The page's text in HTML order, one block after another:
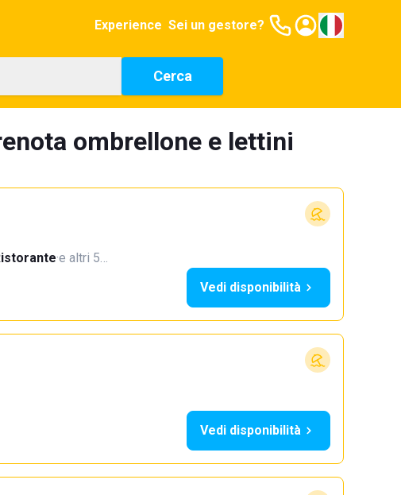
Experience Sei un gestore?
Cerca
ombrellone e lettini
·e altri 5…
Vedi disponibilità
Vedi disponibilità